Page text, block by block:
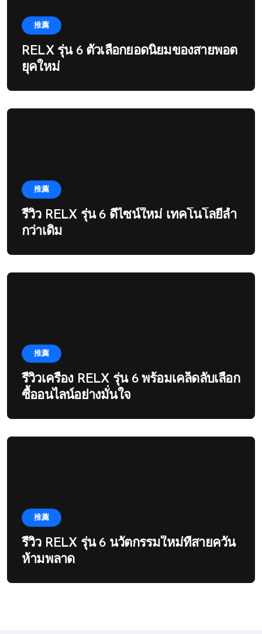
推薦
RELX รุ่น 6 ตัวเลือกยอดนิยมของสายพอต
ยุคใหม่
推薦
รีวิว RELX รุ่น 6 ดีไซน์ใหม่ เทคโนโลยีล้ำ
กว่าเดิม
推薦
รีวิวเครื่อง RELX รุ่น 6 พร้อมเคล็ดลับเลือก
ซื้ออนไลน์อย่างมั่นใจ
推薦
รีวิว RELX รุ่น 6 นวัตกรรมใหม่ที่สายควัน
ห้ามพลาด